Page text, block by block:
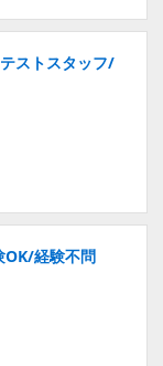
ストスタッフ/
OK/経験不問